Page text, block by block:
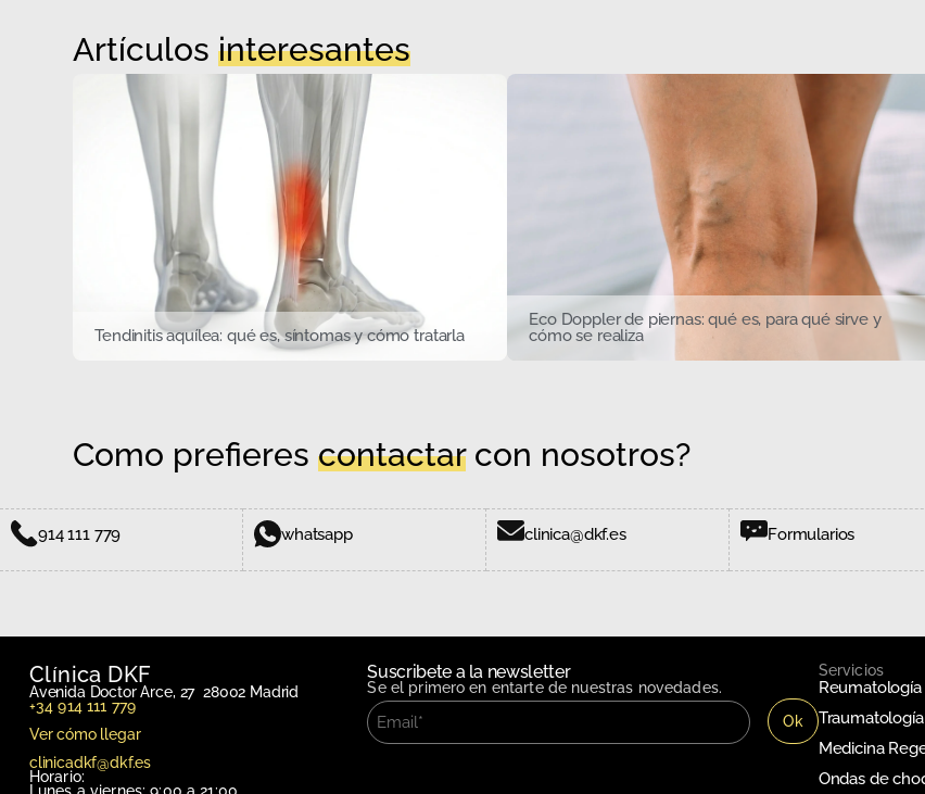
Artículosinteresantes
Tendinitis aquílea: qué es, síntomas y cómo tratarla
Eco Doppler de piernas: qué es, para qué sirve y
cómo se realiza
Como prefierescontactarcon nosotros?
914 111 779 whatsapp clinica@dkf.es Formularios
Clínica DKF
Avenida Doctor Arce, 27 28002 Madrid
+34 914 111 779
Ver cómo llegar
clinicadkf@dkf.es
Horario:
Suscribete a la newsletter
Se el primero en entarte de nuestras novedades.
Servicios
Reumatología
Traumatología
Medicina
Ondas de